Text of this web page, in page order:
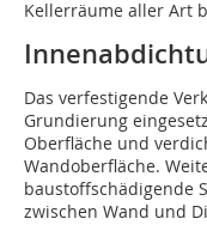
Kellerräume aller Art
Das verfestigende
Grundierung
Oberfläche und
Wandoberfläche.
baustoffschädigende
zwischen Wand und